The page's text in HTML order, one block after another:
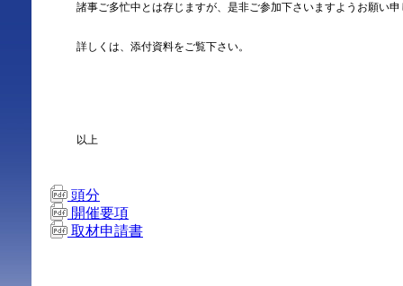
諸事ご多忙中とは存じますが、是非ご参加下さいますようお願い
詳しくは、添付資料をご覧下さい。
以上
頭分
開催要項
取材申請書